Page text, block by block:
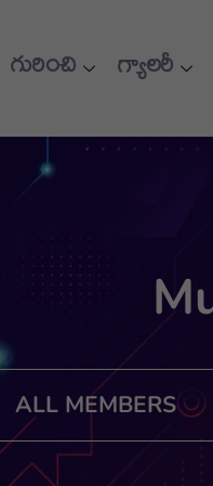
గురించి గ్యాలరీ
ALL MEMBERS